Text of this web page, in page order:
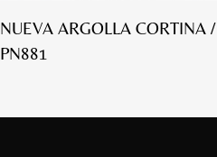
NUEVA ARGOLLA CORTINA /
PN881